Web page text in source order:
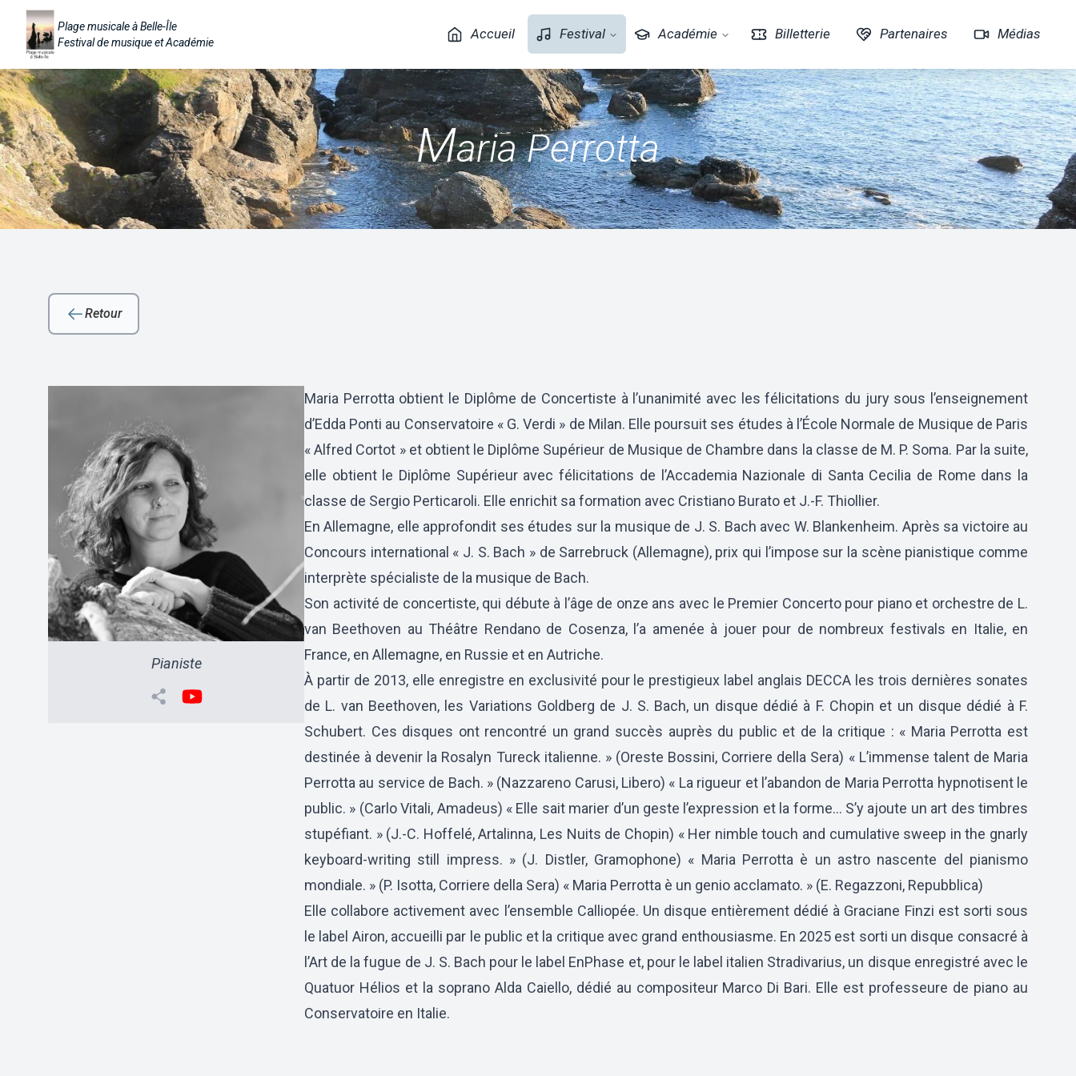
Plage musicale à Belle-Île
Festival de musique et Académie
Accueil Festival Académie Billetterie Partenaires Médias
Maria Perrotta
Retour
Pianiste
Maria Perrotta obtient le Diplôme de Concertiste à l’unanimité avec les félicitations du jury sous l’enseignement
d’Edda Ponti au Conservatoire « G. Verdi » de Milan. Elle poursuit ses études à l’École Normale de Musique de Paris
« Alfred Cortot » et obtient le Diplôme Supérieur de Musique de Chambre dans la classe de M. P. Soma. Par la suite,
elle obtient le Diplôme Supérieur avec félicitations de l’Accademia Nazionale di Santa Cecilia de Rome dans la
classe de Sergio Perticaroli. Elle enrichit sa formation avec Cristiano Burato et J.-F. Thiollier.
En Allemagne, elle approfondit ses études sur la musique de J. S. Bach avec W. Blankenheim. Après sa victoire au
Concours international « J. S. Bach » de Sarrebruck (Allemagne), prix qui l’impose sur la scène pianistique comme
interprète spécialiste de la musique de Bach.
Son activité de concertiste, qui débute à l’âge de onze ans avec le Premier Concerto pour piano et orchestre de L.
van Beethoven au Théâtre Rendano de Cosenza, l’a amenée à jouer pour de nombreux festivals en Italie, en
France, en Allemagne, en Russie et en Autriche.
À partir de 2013, elle enregistre en exclusivité pour le prestigieux label anglais DECCA les trois dernières sonates
de L. van Beethoven, les Variations Goldberg de J. S. Bach, un disque dédié à F. Chopin et un disque dédié à F.
Schubert. Ces disques ont rencontré un grand succès auprès du public et de la critique : « Maria Perrotta est
destinée à devenir la Rosalyn Tureck italienne. » (Oreste Bossini, Corriere della Sera) « L’immense talent de Maria
Perrotta au service de Bach. » (Nazzareno Carusi, Libero) « La rigueur et l’abandon de Maria Perrotta hypnotisent le
public. » (Carlo Vitali, Amadeus) « Elle sait marier d’un geste l’expression et la forme… S’y ajoute un art des timbres
stupéfiant. » (J.-C. Hoffelé, Artalinna, Les Nuits de Chopin) « Her nimble touch and cumulative sweep in the gnarly
keyboard-writing still impress. » (J. Distler, Gramophone) « Maria Perrotta è un astro nascente del pianismo
mondiale. » (P. Isotta, Corriere della Sera) « Maria Perrotta è un genio acclamato. » (E. Regazzoni, Repubblica)
Elle collabore activement avec l’ensemble Calliopée. Un disque entièrement dédié à Graciane Finzi est sorti sous
le label Airon, accueilli par le public et la critique avec grand enthousiasme. En 2025 est sorti un disque consacré à
l’Art de la fugue de J. S. Bach pour le label EnPhase et, pour le label italien Stradivarius, un disque enregistré avec le
Quatuor Hélios et la soprano Alda Caiello, dédié au compositeur Marco Di Bari. Elle est professeure de piano au
Conservatoire en Italie.